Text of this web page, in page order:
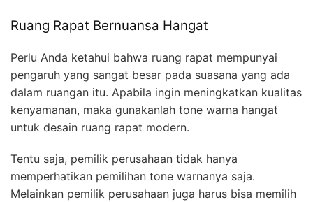
Ruang Rapat Bernuansa Hangat
Perlu Anda ketahui bahwa ruang rapat mempunyai
pengaruh yang sangat besar pada suasana yang ada
dalam ruangan itu. Apabila ingin meningkatkan kualitas
kenyamanan, maka gunakanlah tone warna hangat
untuk desain ruang rapat modern.
Tentu saja, pemilik perusahaan tidak hanya
memperhatikan pemilihan tone warnanya saja.
Melainkan pemilik perusahaan juga harus bisa memilih